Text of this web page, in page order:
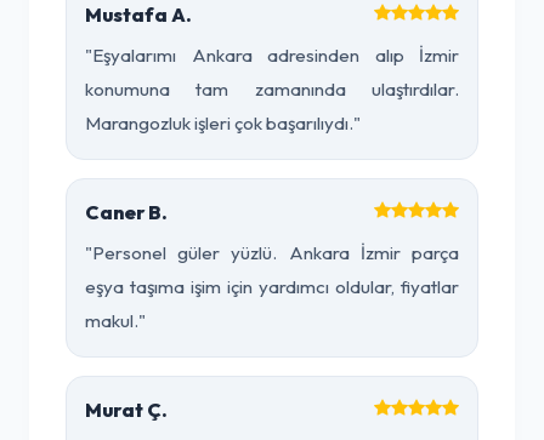
Mustafa A.
"Eşyalarımı Ankara adresinden alıp İzmir
konumuna tam zamanında ulaştırdılar.
Marangozluk işleri çok başarılıydı."
Caner B.
"Personel güler yüzlü. Ankara İzmir parça
eşya taşıma işim için yardımcı oldular, fiyatlar
makul."
Murat Ç.